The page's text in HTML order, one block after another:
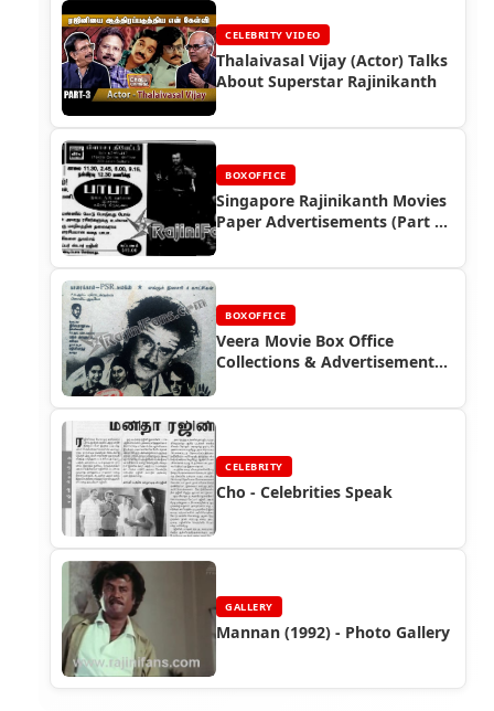
CELEBRITY VIDEO
Thalaivasal Vijay (Actor) Talks
About Superstar Rajinikanth
BOXOFFICE
Singapore Rajinikanth Movies
Paper Advertisements (Part 7)
BOXOFFICE
Veera Movie Box Office
Collections & Advertisements -
Rajinifans.com
CELEBRITY
Cho - Celebrities Speak
GALLERY
Mannan (1992) - Photo Gallery